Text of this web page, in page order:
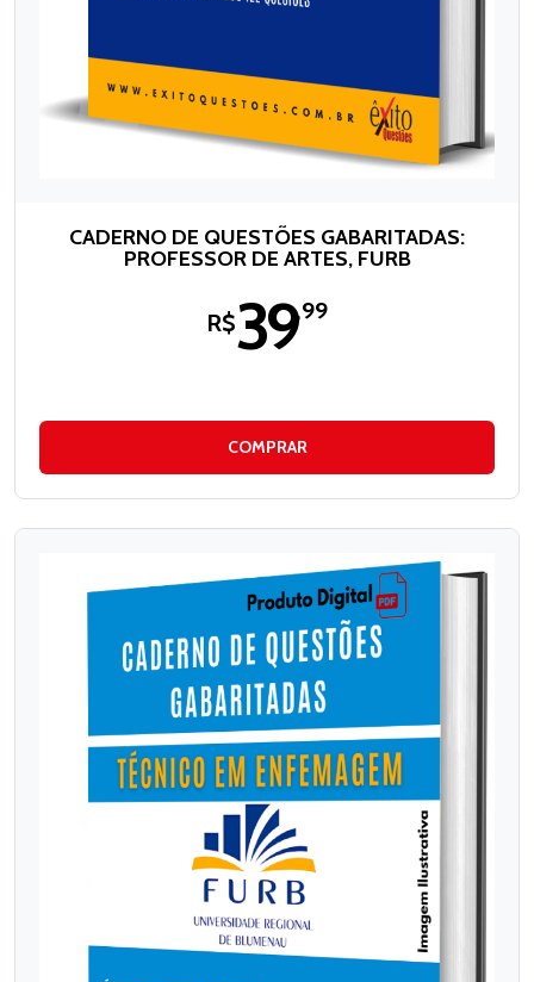
CADERNO DE QUESTÕES GABARITADAS:
PROFESSOR DE ARTES, FURB
R$39,99
COMPRAR